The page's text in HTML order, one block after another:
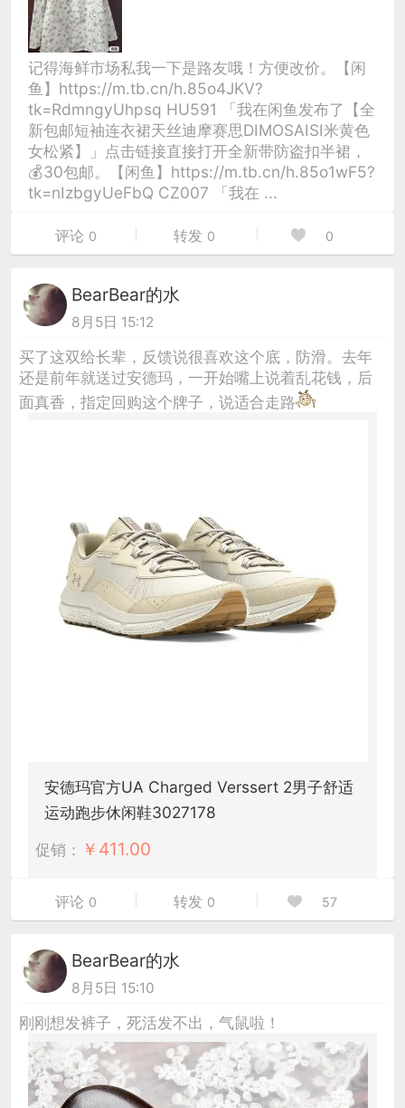
记得海鲜市场私我一下是路友哦！方便改价。【闲
鱼】https://m.tb.cn/h.85o4JKV?
tk=RdmngyUhpsq HU591 「我在闲鱼发布了【全
新包邮短袖连衣裙天丝迪摩赛思DIMOSAISI米黄色
女松紧】」点击链接直接打开全新带防盗扣半裙，
💰30包邮。【闲鱼】https://m.tb.cn/h.85o1wF5?
tk=nIzbgyUeFbQ CZ007 「我在 ...
评论 0 转发 0 0
BearBear的水
8月5日 15:12
买了这双给长辈，反馈说很喜欢这个底，防滑。去年
还是前年就送过安德玛，一开始嘴上说着乱花钱，后
面真香，指定回购这个牌子，说适合走路
安德玛官方UA Charged Verssert 2男子舒适
运动跑步休闲鞋3027178
促销： ￥ 411.00
评论 0 转发 0 57
BearBear的水
8月5日 15:10
刚刚想发裤子，死活发不出，气鼠啦！